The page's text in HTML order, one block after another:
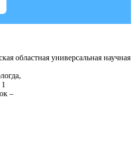
областная универсальная научная
–